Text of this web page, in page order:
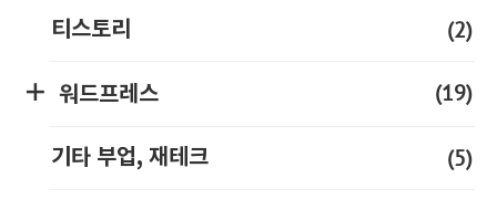
티스토리 (2)
워드프레스 (19)
기타 부업, 재테크 (5)